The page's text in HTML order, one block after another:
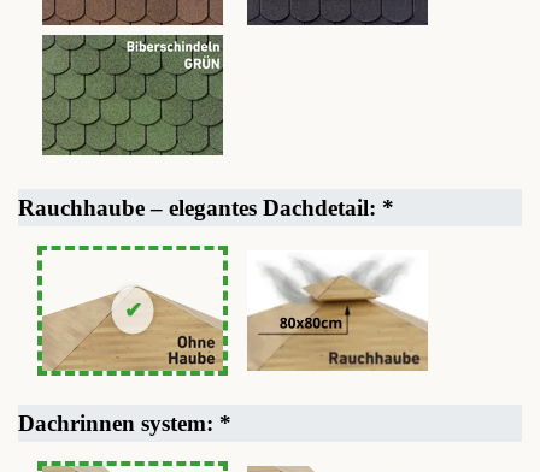
Rauchhaube – elegantes Dachdetail: *
Dachrinnen system: *